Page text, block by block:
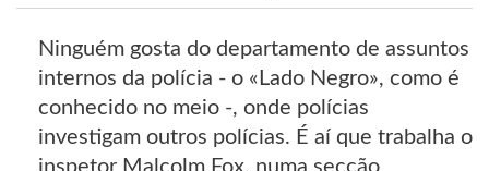
Ninguém gosta do departamento de assuntos
internos da polícia - o «Lado Negro», como é
conhecido no meio -, onde polícias
investigam outros polícias. É aí que trabalha o